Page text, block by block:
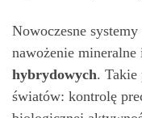
Nowoczesne
nawożenie
hybrydowych. Takie
światów: kontrolę